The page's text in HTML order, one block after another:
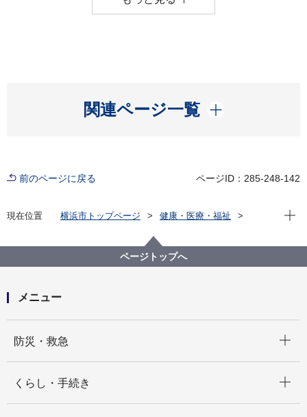
関連ページ一覧
開く
前のページに戻る ページID：285-248-142
現在位置 横浜市トップページ
健康・医療・福祉
障害福祉に関するお知らせ
現在
ページトップへ
メニュー
防災・救急
くらし・手続き